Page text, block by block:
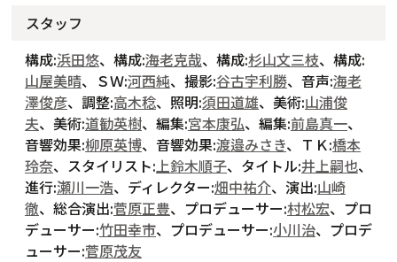
スタッフ
構成:浜田悠、構成:海老克哉、構成:杉山文三枝、構成:
山屋美晴、ＳＷ:河西純、撮影:谷古宇利勝、音声:海老
澤俊彦、調整:高木稔、照明:須田道雄、美術:山浦俊
夫、美術:道勧英樹、編集:宮本康弘、編集:前島真一、
音響効果:柳原英博、音響効果:渡邉みさき、ＴＫ:橋本
玲奈、スタイリスト: 上鈴木順子、タイトル:井上嗣也、
進行:瀬川一浩、ディレクター:畑中祐介、演出:山崎
徹、総合演出:菅原正豊、プロデューサー:村松宏、プロ
デューサー:竹田幸市、プロデューサー:小川治、プロデ
ューサー:菅原茂友